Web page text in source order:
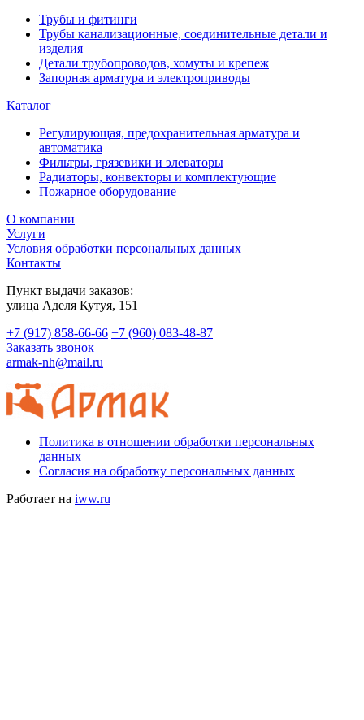
Трубы и фитинги
Трубы канализационные, соединительные детали и
изделия
Детали трубопроводов, хомуты и крепеж
Запорная арматура и электроприводы
Каталог
Регулирующая, предохранительная арматура и
автоматика
Фильтры, грязевики и элеваторы
Радиаторы, конвекторы и комплектующие
Пожарное оборудование
О компании
Услуги
Условия обработки персональных данных
Контакты
Пункт выдачи заказов:
​улица Аделя Кутуя, 151
+7 (917) 858-66-66 +7 (960) 083-48-87
Заказать звонок
armak-nh@mail.ru
Политика в отношении обработки персональных
данных
Согласия на обработку персональных данных
Работает на iww.ru